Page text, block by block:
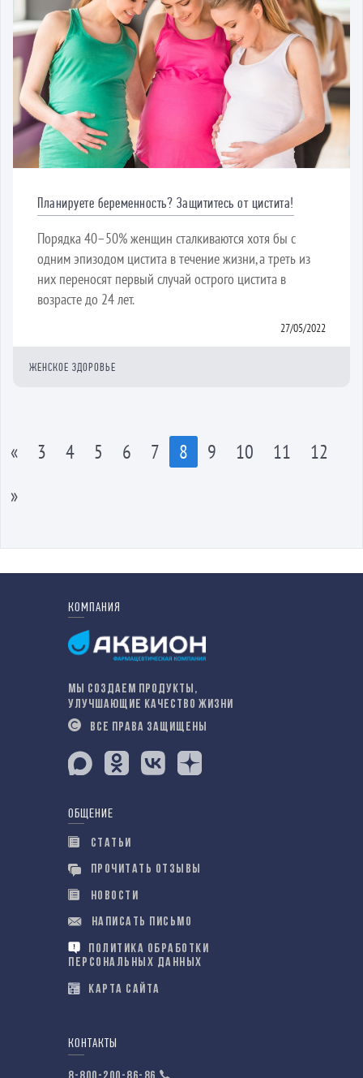
Планируете беременность? Защититесь от цистита!
Порядка 40–50% женщин сталкиваются хотя бы с
одним эпизодом цистита в течение жизни, а треть из
них переносят первый случай острого цистита в
возрасте до 24 лет.
27/05/2022
ЖЕНСКОЕ ЗДОРОВЬЕ
« 3 4 5 6 7 8 9 10 11
12
»
КОМПАНИЯ
МЫ СОЗДАЕМ ПРОДУКТЫ,
УЛУЧШАЮЩИЕ КАЧЕСТВО ЖИЗНИ
ВСЕ ПРАВА ЗАЩИЩЕНЫ
ОБЩЕНИЕ
СТАТЬИ
ПРОЧИТАТЬ ОТЗЫВЫ
НОВОСТИ
НАПИСАТЬ ПИСЬМО
ПОЛИТИКА ОБРАБОТКИ
ПЕРСОНАЛЬНЫХ ДАННЫХ
КАРТА САЙТА
КОНТАКТЫ